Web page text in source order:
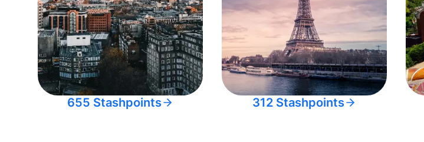
655 Stashpoints 312 Stashpoints